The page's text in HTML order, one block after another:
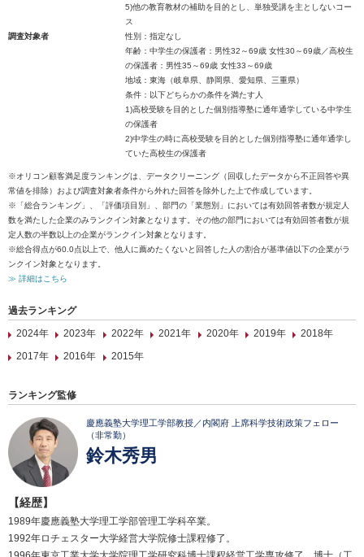
5)他の教育教材の補助を目的とし、単独受講を主としないコー
ス
調査対象者
性別：指定なし
年齢：中学生の保護者：男性32～69歳 女性30～69歳／高校生
の保護者：男性35～69歳 女性33～69歳
地域：東海（岐阜県、静岡県、愛知県、三重県）
条件：以下どちらかの条件を満たす人
1)高校受験を目的とした個別指導塾に通年通学している中学生
の保護者
2)中学生の時に高校受験を目的とした個別指導塾に通年通学し
ていた高校生の保護者
※オリコン顧客満足度ランキングは、データクリーニング（回収したデータから不正回答や異
常値を排除）および調査対象者条件から外れた回答を除外した上で作成しています。
※「総合ランキング」、「評価項目別」、部門の「業態別」においては有効回答者数が規定人
数を満たした企業のみランクイン対象となります。その他の部門においては有効回答者数が規
定人数の半数以上の企業がランクイン対象となります。
※総合得点が60.0点以上で、他人に薦めたくないと回答した人の割合が基準値以下の企業がラ
ンクイン対象となります。
≫ 詳細はこちら
過去ランキング
2024年
2023年 2022年 2021年 2020年 2019年
2018年
2017年
2016年 2015年
ランキング監修
慶應義塾大学理工学部教授／内閣府 上席科学技術政策フェロー
（非常勤）
鈴木秀男
【経歴】
1989年慶應義塾大学理工学部管理工学科卒業。
1992年ロチェスター大学経営大学院修士課程修了。